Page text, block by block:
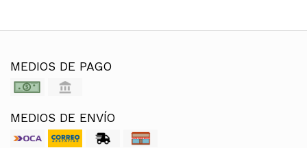
MEDIOS DE PAGO
MEDIOS DE ENVÍO